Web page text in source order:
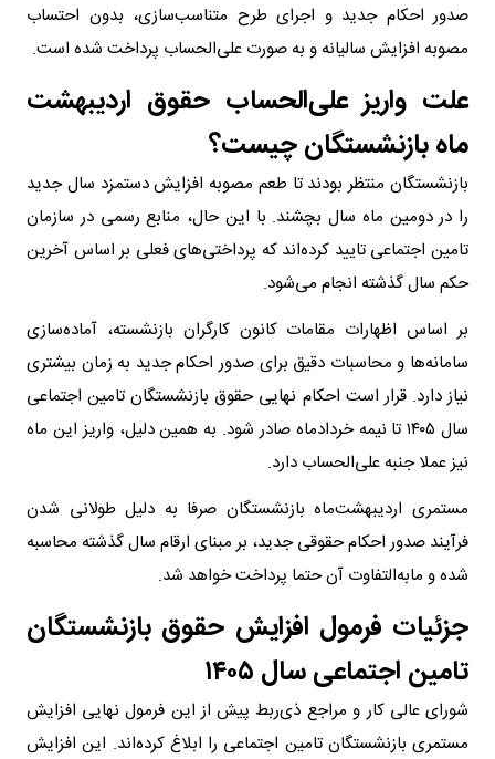
صدور احکام جدید و اجرای طرح متناسب‌سازی، بدون احتساب
مصوبه افزایش سالیانه و به صورت علی‌الحساب پرداخت شده است.
علت واریز علی‌الحساب حقوق اردیبهشت
ماه بازنشستگان چیست؟
بازنشستگان منتظر بودند تا طعم مصوبه افزایش دستمزد سال جدید
را در دومین ماه سال بچشند. با این حال، منابع رسمی در سازمان
تامین اجتماعی تایید کرده‌اند که پرداختی‌های فعلی بر اساس آخرین
حکم سال گذشته انجام می‌شود.
بر اساس اظهارات مقامات کانون کارگران بازنشسته، آماده‌سازی
سامانه‌ها و محاسبات دقیق برای صدور احکام جدید به زمان بیشتری
نیاز دارد. قرار است احکام نهایی حقوق بازنشستگان تامین اجتماعی
سال ۱۴۰۵ تا نیمه خردادماه صادر شود. به همین دلیل، واریز این ماه
نیز عملا جنبه علی‌الحساب دارد.
مستمری اردیبهشت‌ماه بازنشستگان صرفا به دلیل طولانی شدن
فرآیند صدور احکام حقوقی جدید، بر مبنای ارقام سال گذشته محاسبه
شده و مابه‌التفاوت آن حتما پرداخت خواهد شد.
جزئیات فرمول افزایش حقوق بازنشستگان
تامین اجتماعی سال ۱۴۰۵
شورای عالی کار و مراجع ذی‌ربط پیش از این فرمول نهایی افزایش
مستمری بازنشستگان تامین اجتماعی را ابلاغ کرده‌اند. این افزایش